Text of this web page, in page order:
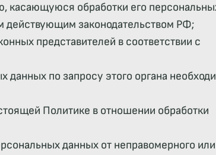
касающуюся обработки его
действующим законодательством РФ;
представителей в соответствии с
данных по запросу этого органа
Политике в отношении обработки
данных от неправомерного или